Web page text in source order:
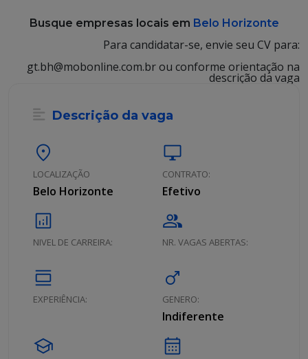
Busque empresas locais em Belo Horizonte
Para candidatar-se, envie seu CV para:
gt.bh@mobonline.com.br ou conforme orientação na
descrição da vaga
Descrição da vaga
location_on
LOCALIZAÇÃO
Belo Horizonte
desktop_windows
CONTRATO:
Efetivo
analytics
NIVEL DE CARREIRA:
group
NR. VAGAS ABERTAS:
calendar_view_day
EXPERIÊNCIA:
male
GENERO:
Indiferente
school calendar_month